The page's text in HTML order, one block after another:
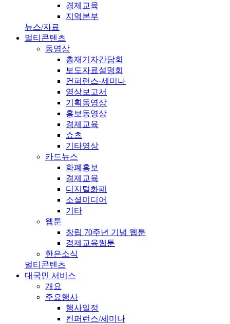
경제교육
지역본부
뉴스/자료
멀티콘텐츠
동영상
총재기자간담회
보도자료설명회
컨퍼런스·세미나
영상보고서
기획동영상
홍보동영상
경제교육
쇼츠
기타영상
카드뉴스
화폐홍보
경제교육
디지털화폐
소셜미디어
기타
웹툰
창립 70주년 기념 웹툰
경제교육웹툰
한은소식
멀티콘텐츠
대국민 서비스
개요
주요행사
행사일정
컨퍼런스/세미나